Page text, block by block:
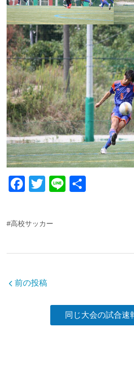
F
c
e
b
o
T
Li
#高校サッカー
前の投稿
同じ大会の試合速